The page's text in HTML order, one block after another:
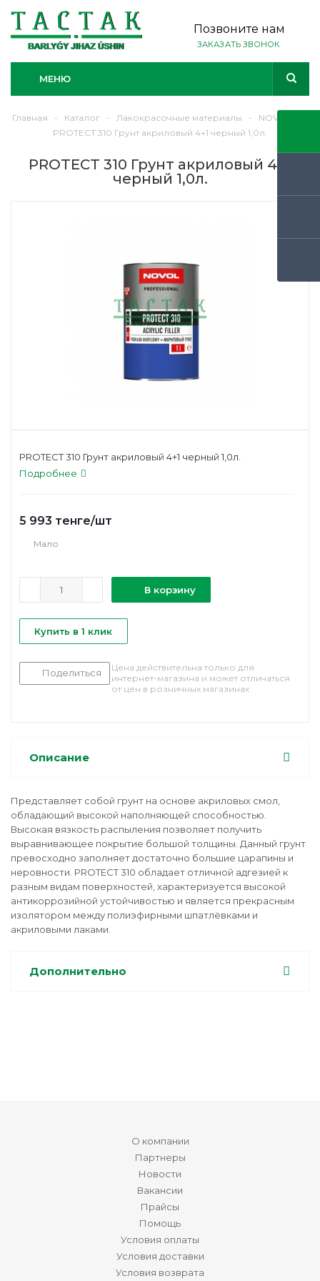
Позвоните нам
ЗАКАЗАТЬ ЗВОНОК
МЕНЮ
Главная - Каталог - Лакокрасочные материалы - NOVOL
PROTECT 310 Грунт акриловый 4+1 черный 1,0л.
PROTECT 310 Грунт акриловый 4+1
черный 1,0л.
PROTECT 310 Грунт акриловый 4+1 черный 1,0л.
Подробнее
5 993 тенге/шт
Мало
В корзину
Купить в 1 клик
Поделиться
Цена действительна только для
интернет-магазина и может отличаться
от цен в розничных магазинах
Описание
Представляет собой грунт на основе акриловых смол,
обладающий высокой наполняющей способностью.
Высокая вязкость распыления позволяет получить
выравнивающее покрытие большой толщины. Данный грунт
превосходно заполняет достаточно большие царапины и
неровности. PROTECT 310 обладает отличной адгезией к
разным видам поверхностей, характеризуется высокой
антикоррозийной устойчивостью и является прекрасным
изолятором между полиэфирными шпатлёвками и
акриловыми лаками.
Дополнительно
О компании
Партнеры
Новости
Вакансии
Прайсы
Помощь
Условия оплаты
Условия доставки
Условия возврата